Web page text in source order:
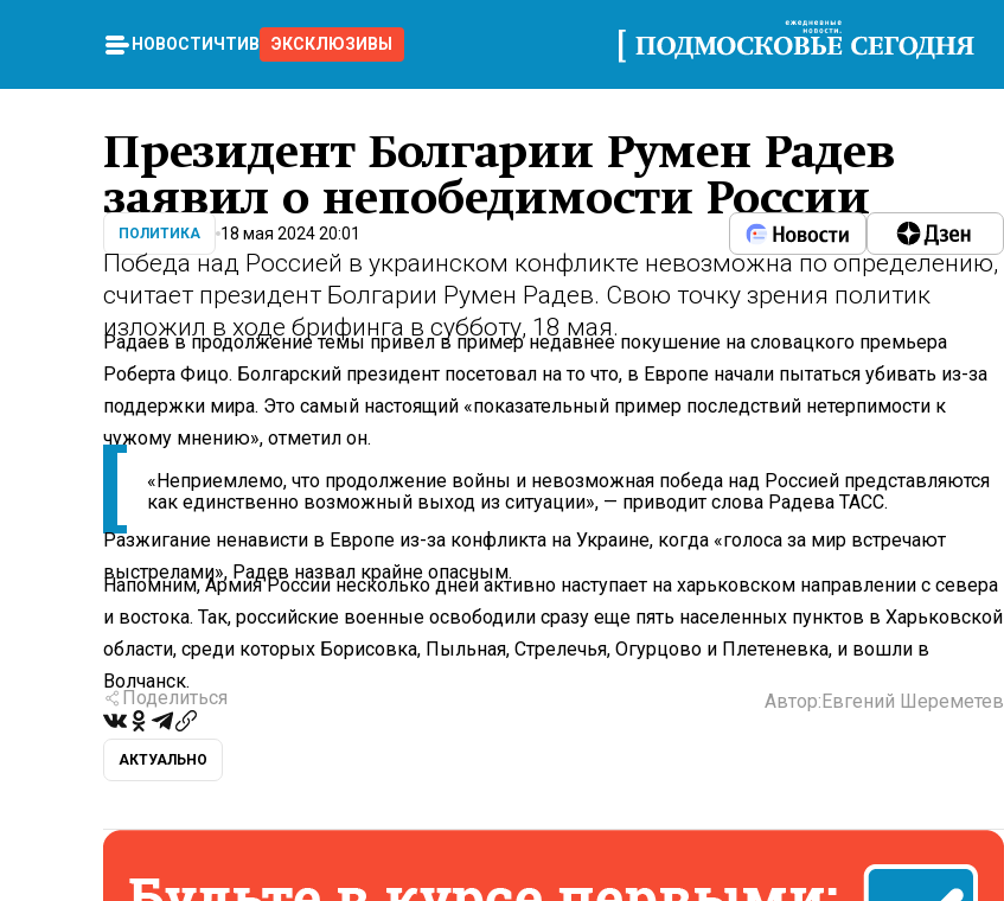
НОВОСТИ ЧТИВО ЭКСКЛЮЗИВЫ
Президент Болгарии Румен Радев
заявил о непобедимости России
ПОЛИТИКА 18 мая 2024 20:01
Победа над Россией в украинском конфликте невозможна по определению,
считает президент Болгарии Румен Радев. Свою точку зрения политик
изложил в ходе брифинга в субботу, 18 мая.
Радаев в продолжение темы привел в пример недавнее покушение на словацкого премьера
Роберта Фицо. Болгарский президент посетовал на то что, в Европе начали пытаться убивать из-за
поддержки мира. Это самый настоящий «показательный пример последствий нетерпимости к
чужому мнению», отметил он.
«Неприемлемо, что продолжение войны и невозможная победа над Россией представляются
как единственно возможный выход из ситуации», — приводит слова Радева ТАСС.
Разжигание ненависти в Европе из-за конфликта на Украине, когда «голоса за мир встречают
выстрелами», Радев назвал крайне опасным.
Напомним, Армия России несколько дней активно наступает на харьковском направлении с севера
и востока. Так, российские военные освободили сразу еще пять населенных пунктов в Харьковской
области, среди которых Борисовка, Пыльная, Стрелечья, Огурцово и Плетеневка, и вошли в
Волчанск.
Поделиться Автор:Евгений Шереметев
АКТУАЛЬНО